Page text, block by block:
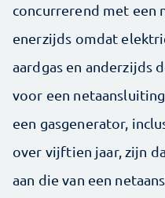
concurrerend met een
enerzijds omdat
aardgas en anderzijds
voor een
een gasgenerator,
over vijftien jaar, zijn
aan die van een